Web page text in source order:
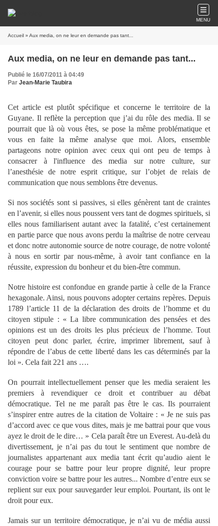
MENU
Accueil » Aux media, on ne leur en demande pas tant...
Aux media, on ne leur en demande pas tant...
Publié le 16/07/2011 à 04:49
Par Jean-Marie Taubira
Cet article est plutôt spécifique et concerne le territoire de la
Guyane. Il reflète la perception que j’ai du rôle des media. Il se
pourrait que là où vous êtes, se pose la même problématique et
vous en faite la même analyse que moi. Alors, ensemble
partageons notre opinion avec ceux qui ont peu de temps à
consacrer à l'influence des media sur notre culture, sur
l’anesthésie de notre esprit critique, sur l’objet de relais de
communication que nous semblons être devenus.
Si nos sociétés sont si passives, si elles génèrent tant de craintes
en l’avenir, si elles nous poussent vers tant de dogmes spirituels, si
elles nous familiarisent autant avec la fatalité, c’est certainement
en partie parce que nous avons perdu la maîtrise de notre cerveau
et donc notre autonomie source de notre courage, de notre volonté
à nous en sortir par nous-même, à avoir tant confiance en la
réussite, expression du bonheur et du bien-être commun.
Notre histoire est confondue en grande partie à celle de la France
hexagonale. Ainsi, nous pouvons adopter certains repères. Depuis
1789 l’article 11 de la déclaration des droits de l’homme et du
citoyen stipule : « La libre communication des pensées et des
opinions est un des droits les plus précieux de l’homme. Tout
citoyen peut donc parler, écrire, imprimer librement, sauf à
répondre de l’abus de cette liberté dans les cas déterminés par la
loi ». Cela fait 221 ans ….
On pourrait intellectuellement penser que les media seraient les
premiers à revendiquer ce droit et contribuer au débat
démocratique. Tel ne me paraît pas être le cas. Ils pourraient
s’inspirer entre autres de la citation de Voltaire : « Je ne suis pas
d’accord avec ce que vous dites, mais je me battrai pour que vous
ayez le droit de le dire… » Cela paraît être un Everest. Au-delà du
divertissement, je n’ai pas du tout le sentiment que nombre de
journalistes appartenant aux media tant écrit qu’audio aient le
courage pour se battre pour leur propre dignité, leur propre
conviction voire se battre pour les autres... Nombre d’entre eux se
replient sur eux pour sauvegarder leur emploi. Pourtant, ils ont le
droit pour eux.
Jamais sur un territoire démocratique, je n’ai vu de média aussi